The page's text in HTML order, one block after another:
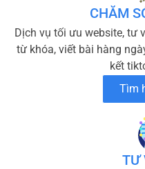
CHĂM
Dịch vụ tối ưu website, tư
từ khóa, viết bài hàng
kết
Tìm
TƯ